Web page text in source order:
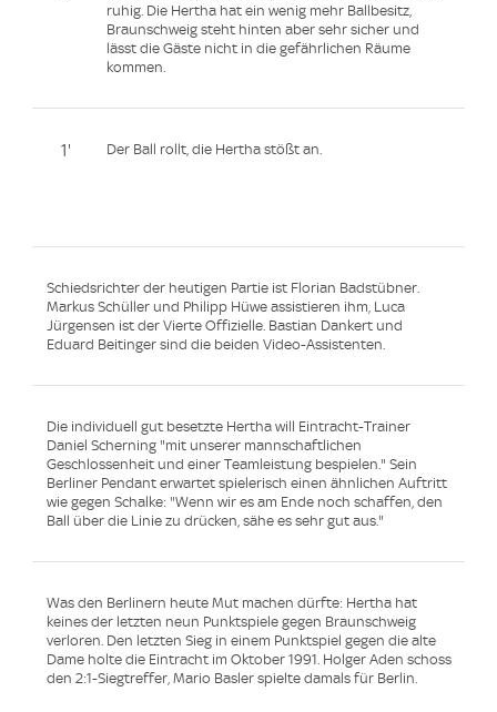
ruhig. Die Hertha hat ein wenig mehr Ballbesitz,
Braunschweig steht hinten aber sehr sicher und
lässt die Gäste nicht in die gefährlichen Räume
kommen.
1' Der Ball rollt, die Hertha stößt an.
Schiedsrichter der heutigen Partie ist Florian Badstübner.
Markus Schüller und Philipp Hüwe assistieren ihm, Luca
Jürgensen ist der Vierte Offizielle. Bastian Dankert und
Eduard Beitinger sind die beiden Video-Assistenten.
Die individuell gut besetzte Hertha will Eintracht-Trainer
Daniel Scherning "mit unserer mannschaftlichen
Geschlossenheit und einer Teamleistung bespielen." Sein
Berliner Pendant erwartet spielerisch einen ähnlichen Auftritt
wie gegen Schalke: "Wenn wir es am Ende noch schaffen, den
Ball über die Linie zu drücken, sähe es sehr gut aus."
Was den Berlinern heute Mut machen dürfte: Hertha hat
keines der letzten neun Punktspiele gegen Braunschweig
verloren. Den letzten Sieg in einem Punktspiel gegen die alte
Dame holte die Eintracht im Oktober 1991. Holger Aden schoss
den 2:1-Siegtreffer, Mario Basler spielte damals für Berlin.